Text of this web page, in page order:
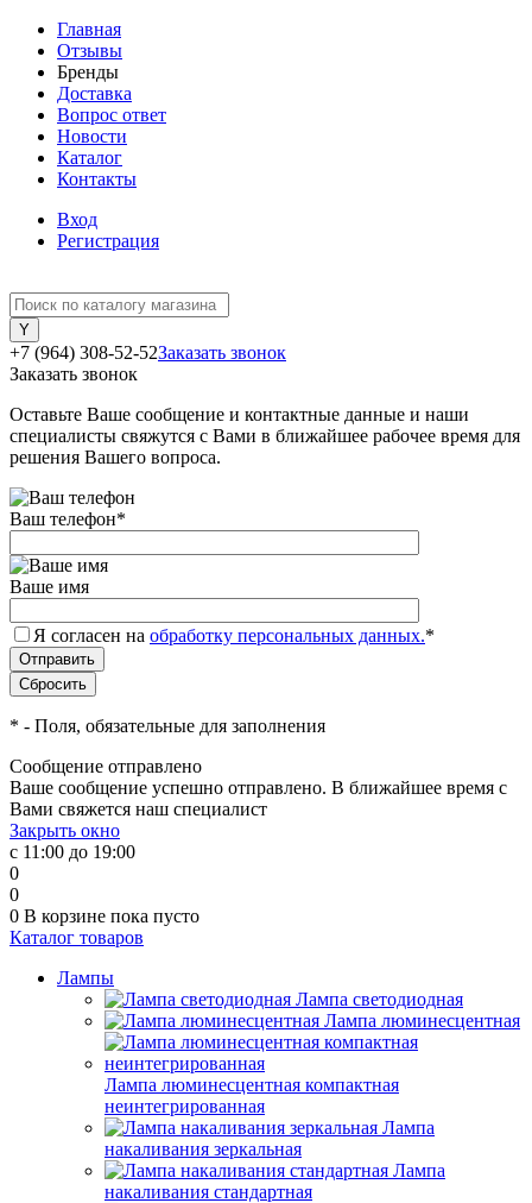
Главная
Отзывы
Бренды
Доставка
Вопрос ответ
Новости
Каталог
Контакты
Вход
Регистрация
+7 (964) 308-52-52Заказать звонок
Заказать звонок
Оставьте Ваше сообщение и контактные данные и наши
специалисты свяжутся с Вами в ближайшее рабочее время для
решения Вашего вопроса.
Ваш телефон*
Ваше имя
Я согласен на обработку персональных данных.*
* - Поля, обязательные для заполнения
Сообщение отправлено
Ваше сообщение успешно отправлено. В ближайшее время с
Вами свяжется наш специалист
Закрыть окно
с 11:00 до 19:00
0
0
0 В корзине пока пусто
Каталог товаров
Лампы
Лампа светодиодная
Лампа люминесцентная
Лампа люминесцентная компактная
неинтегрированная
Лампа
накаливания зеркальная
Лампа
накаливания стандартная